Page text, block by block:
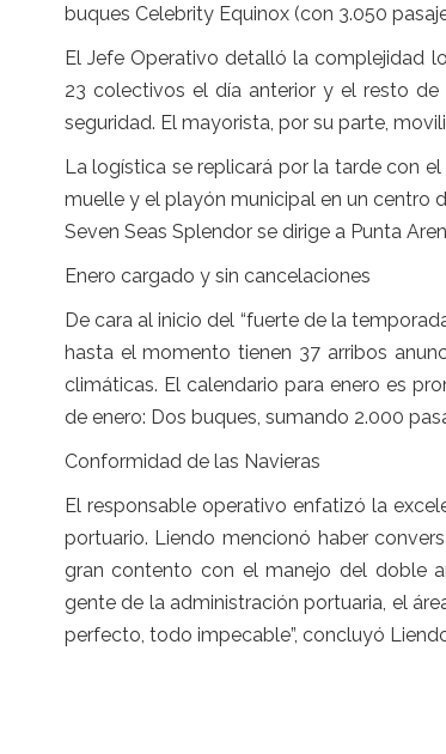
buques Celebrity Equinox (con 3.050
El Jefe Operativo detalló la complejidad
23 colectivos el día anterior y el resto
seguridad. El mayorista, por su parte,
La logística se replicará por la tarde con
muelle y el playón municipal en un centro
Seven Seas Splendor se dirige a Punta
Enero cargado y sin cancelaciones
De cara al inicio del “fuerte de la
hasta el momento tienen 37 arribos
climáticas. El calendario para enero es
de enero: Dos buques, sumando 2.000
Conformidad de las Navieras
El responsable operativo enfatizó la
portuario. Liendo mencionó haber
gran contento con el manejo del doble
gente de la administración portuaria, el
perfecto, todo impecable”, concluyó